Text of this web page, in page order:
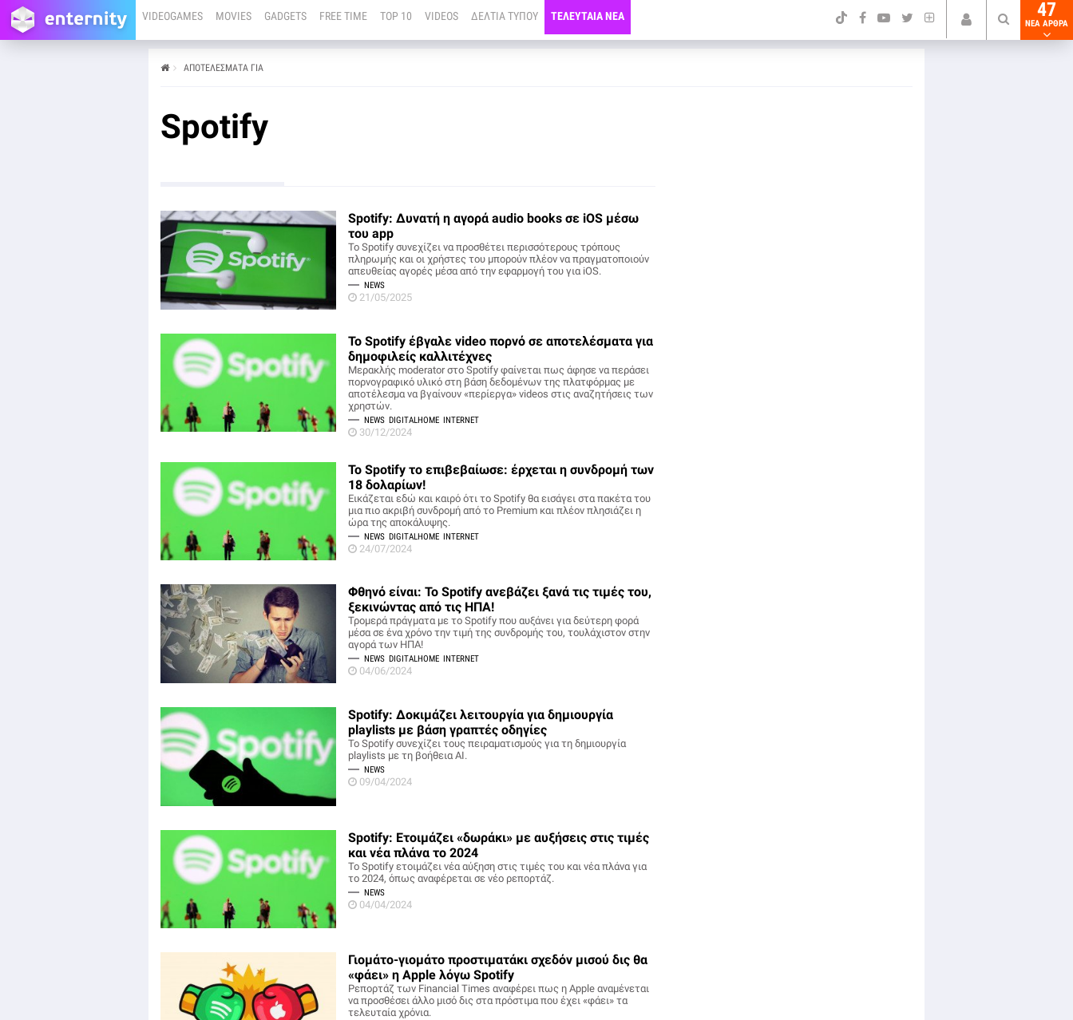
VIDEOGAMES MOVIES GADGETS FREE TIME TOP 10 VIDEOS ΔΕΛΤΙΑ ΤΥΠΟΥ ΤΕΛΕΥΤΑΙΑ ΝΕΑ 47
NEA ΑΡΘΡΑ
ΑΠΟΤΕΛΕΣΜΑΤΑ ΓΙΑ
Spotify
Spotify: Δυνατή η αγορά audio books σε iOS μέσω
του app
Το Spotify συνεχίζει να προσθέτει περισσότερους τρόπους
πληρωμής και οι χρήστες του μπορούν πλέον να πραγματοποιούν
απευθείας αγορές μέσα από την εφαρμογή του για iOS.
NEWS
21/05/2025
Το Spotify έβγαλε video πορνό σε αποτελέσματα για
δημοφιλείς καλλιτέχνες
Μερακλής moderator στο Spotify φαίνεται πως άφησε να περάσει
πορνογραφικό υλικό στη βάση δεδομένων της πλατφόρμας με
αποτέλεσμα να βγαίνουν «περίεργα» videos στις αναζητήσεις των
χρηστών.
NEWS DIGITALHOME INTERNET
30/12/2024
Το Spotify το επιβεβαίωσε: έρχεται η συνδρομή των
18 δολαρίων!
Εικάζεται εδώ και καιρό ότι το Spotify θα εισάγει στα πακέτα του
μια πιο ακριβή συνδρομή από το Premium και πλέον πλησιάζει η
ώρα της αποκάλυψης.
NEWS DIGITALHOME INTERNET
24/07/2024
Φθηνό είναι: To Spotify ανεβάζει ξανά τις τιμές του,
ξεκινώντας από τις ΗΠΑ!
Τρομερά πράγματα με το Spotify που αυξάνει για δεύτερη φορά
μέσα σε ένα χρόνο την τιμή της συνδρομής του, τουλάχιστον στην
αγορά των ΗΠΑ!
NEWS DIGITALHOME INTERNET
04/06/2024
Spotify: Δοκιμάζει λειτουργία για δημιουργία
playlists με βάση γραπτές οδηγίες
Το Spotify συνεχίζει τους πειραματισμούς για τη δημιουργία
playlists με τη βοήθεια AI.
NEWS
09/04/2024
Spotify: Ετοιμάζει «δωράκι» με αυξήσεις στις τιμές
και νέα πλάνα το 2024
Το Spotify ετοιμάζει νέα αύξηση στις τιμές του και νέα πλάνα για
το 2024, όπως αναφέρεται σε νέο ρεπορτάζ.
NEWS
04/04/2024
Γιομάτο-γιομάτο προστιματάκι σχεδόν μισού δις θα
«φάει» η Apple λόγω Spotify
Ρεπορτάζ των Financial Times αναφέρει πως η Apple αναμένεται
να προσθέσει άλλο μισό δις στα πρόστιμα που έχει «φάει» τα
τελευταία χρόνια.